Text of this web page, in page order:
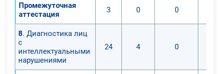
Промежуточная
аттестация
3 0 0
8. Диагностика лиц
с
интеллектуальными
нарушениями
24 4 0